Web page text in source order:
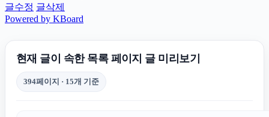
파양보호소
글수정 글삭제
Powered by KBoard
현재 글이 속한 목록 페이지 글 미리보기
394페이지 · 15개 기준